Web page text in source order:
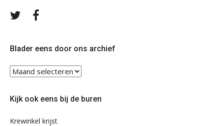
Volg
Blader eens door ons archief
Blader
eens
ons
Kijk ook eens bij de buren
Krewinkel krijst